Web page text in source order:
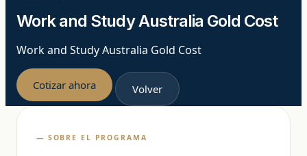
Work and Study Australia Gold Cost
Work and Study Australia Gold Cost
Cotizar ahora Volver
— SOBRE EL PROGRAMA